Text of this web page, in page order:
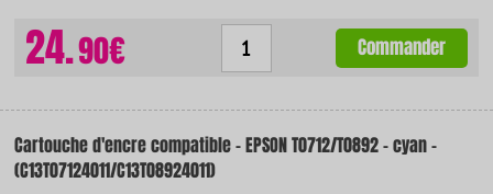
24.90€ Commander
Cartouche d'encre compatible - EPSON T0712/T0892 - cyan -
(C13T07124011/C13T08924011)